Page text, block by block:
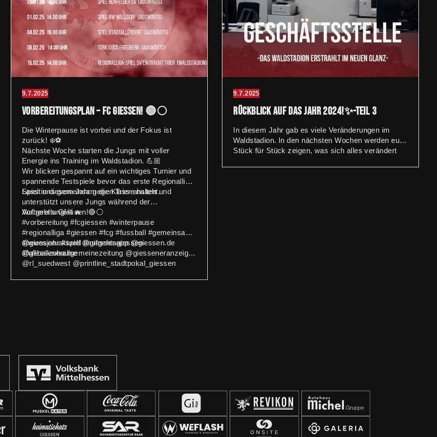
9.7.2025
Vorbereitungsplan – FC Giessen! 🔴⚪️
Die Winterpause ist vorbei und der Fokus ist
zurück! ❄️⚽
Nächste Woche starten die Jungs mit voller
Energie ins Training im Waldstadion. 💪🏼
Wir blicken gespannt auf ein wichtiges Turnier und
spannende Testspiele bevor das erste Regionalliga-
Spiel in diesem Jahr gegen Trier ansteht.
Lasst uns gemeinsam die Klasse halten und
unterstützt unsere Jungs während der
Vorbereitung!🥁🔥
Auf geht’s Giessen!🔴⚪️
#vorbereitung #fcgiessen #winterpause
#regionalliga #giessen #fcg #fussball #gemeinsam
#neuesjahr #spiel #aufgehtsgiessen
#fußballzuhause
@giessen.aktuell @giessenapp @giessen.de
@giessenerallgemeinezeitung @giesseneranzeiger
@rl_suedwest @printline_stadtpokal_giessen
9.7.2025
Rückblick auf das Jahr 2024!✨-Teil 3
In diesem Jahr gab es viele Veränderungen im
Waldstadion. In den nächsten Wochen werden euch
Stück für Stück zeigen, was sich alles verändert